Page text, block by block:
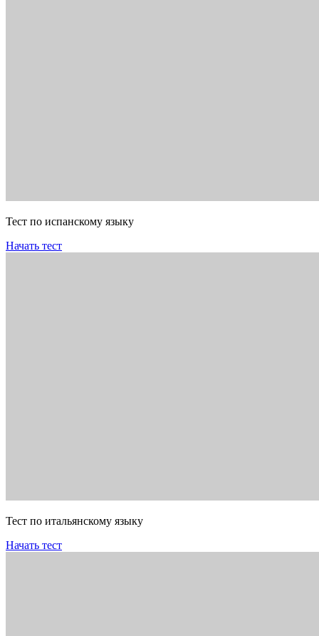
Тест по испанскому языку
Начать тест
Тест по итальянскому языку
Начать тест